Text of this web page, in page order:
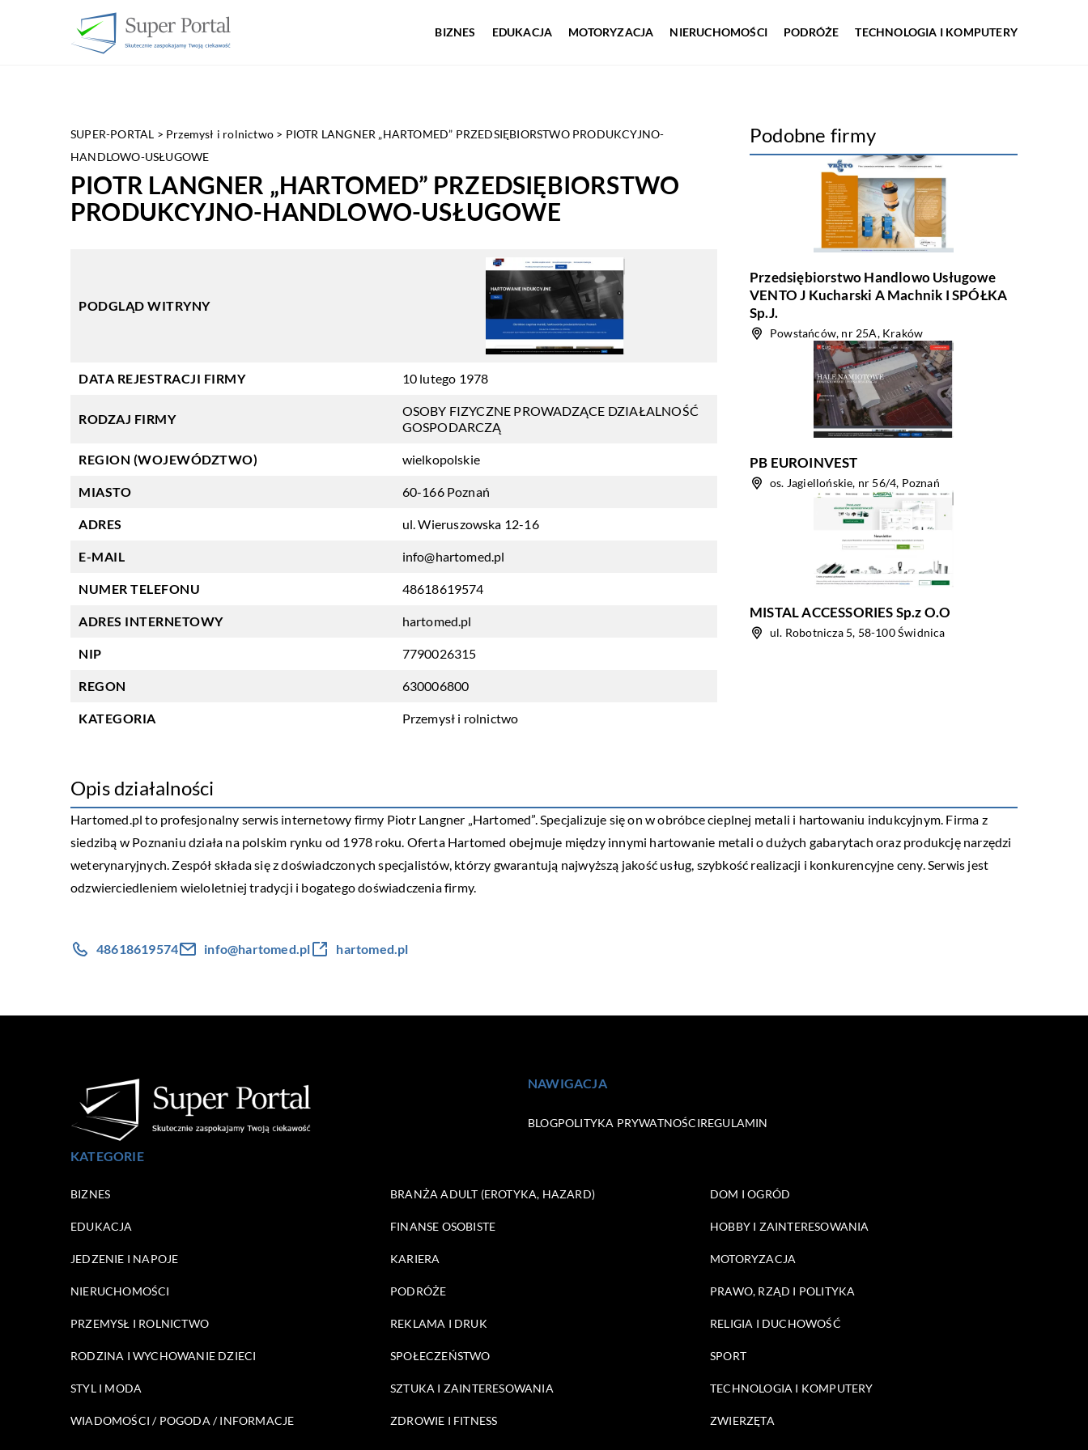
BIZNES EDUKACJA MOTORYZACJA NIERUCHOMOŚCI PODRÓŻE TECHNOLOGIA I KOMPUTERY
SUPER-PORTAL > Przemysł i rolnictwo > PIOTR LANGNER „HARTOMED” PRZEDSIĘBIORSTWO PRODUKCYJNO-
HANDLOWO-USŁUGOWE
PIOTR LANGNER „HARTOMED” PRZEDSIĘBIORSTWO
PRODUKCYJNO-HANDLOWO-USŁUGOWE
PODGLĄD WITRYNY
DATA REJESTRACJI FIRMY 10 lutego 1978
RODZAJ FIRMY
OSOBY FIZYCZNE PROWADZĄCE DZIAŁALNOŚĆ
GOSPODARCZĄ
REGION (WOJEWÓDZTWO) wielkopolskie
MIASTO 60-166 Poznań
ADRES ul. Wieruszowska 12-16
E-MAIL info@hartomed.pl
NUMER TELEFONU 48618619574
ADRES INTERNETOWY hartomed.pl
NIP 7790026315
REGON 630006800
KATEGORIA Przemysł i rolnictwo
Podobne firmy
Przedsiębiorstwo Handlowo Usługowe
VENTO J Kucharski A Machnik I SPÓŁKA
Sp.J.
Powstańców, nr 25A, Kraków
PB EUROINVEST
os. Jagiellońskie, nr 56/4, Poznań
MISTAL ACCESSORIES Sp.z O.O
ul. Robotnicza 5, 58-100 Świdnica
Opis działalności
Hartomed.pl to profesjonalny serwis internetowy firmy Piotr Langner „Hartomed”. Specjalizuje się on w obróbce cieplnej metali i hartowaniu indukcyjnym. Firma z
siedzibą w Poznaniu działa na polskim rynku od 1978 roku. Oferta Hartomed obejmuje między innymi hartowanie metali o dużych gabarytach oraz produkcję narzędzi
weterynaryjnych. Zespół składa się z doświadczonych specjalistów, którzy gwarantują najwyższą jakość usług, szybkość realizacji i konkurencyjne ceny. Serwis jest
odzwierciedleniem wieloletniej tradycji i bogatego doświadczenia firmy.
48618619574 info@hartomed.pl hartomed.pl
NAWIGACJA
BLOGPOLITYKA PRYWATNOŚCIREGULAMIN
KATEGORIE
BIZNES BRANŻA ADULT (EROTYKA, HAZARD) DOM I OGRÓD
EDUKACJA FINANSE OSOBISTE HOBBY I ZAINTERESOWANIA
JEDZENIE I NAPOJE KARIERA MOTORYZACJA
NIERUCHOMOŚCI PODRÓŻE PRAWO, RZĄD I POLITYKA
PRZEMYSŁ I ROLNICTWO REKLAMA I DRUK RELIGIA I DUCHOWOŚĆ
RODZINA I WYCHOWANIE DZIECI SPOŁECZEŃSTWO SPORT
STYL I MODA SZTUKA I ZAINTERESOWANIA TECHNOLOGIA I KOMPUTERY
WIADOMOŚCI / POGODA / INFORMACJE ZDROWIE I FITNESS ZWIERZĘTA